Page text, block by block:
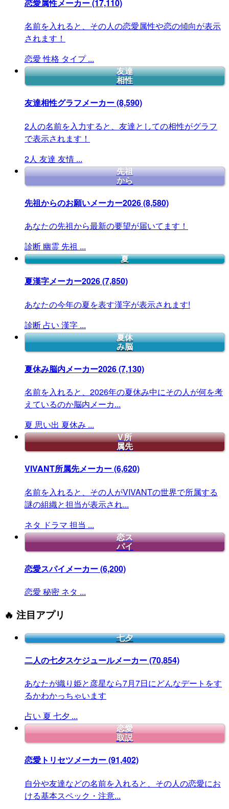
恋愛属性メーカー(17,110)
名前を入れると、その人の恋愛属性や恋の傾向が表示
されます！
恋愛 性格 タイプ ...
友達
相性
友達相性グラフメーカー(8,590)
2人の名前を入力すると、友達としての相性がグラフ
で表示されます！
2人 友達 友情 ...
先祖
から
先祖からのお願いメーカー2026(8,580)
あなたの先祖から最新の要望が届いてます！
診断 幽霊 先祖 ...
夏
夏漢字メーカー2026(7,850)
あなたの今年の夏を表す漢字が表示されます!
診断 占い 漢字 ...
夏休
み脳
夏休み脳内メーカー2026(7,130)
名前を入れると、2026年の夏休み中にその人が何を考
えているのか脳内メーカ...
夏 思い出 夏休み ...
V所
属先
VIVANT所属先メーカー(6,620)
名前を入れると、その人がVIVANTの世界で所属する
謎の組織と担当が表示され...
ネタ ドラマ 担当 ...
恋ス
パイ
恋愛スパイメーカー(6,200)
恋愛 秘密 ネタ ...
🔥 注目アプリ
七夕
二人の七夕スケジュールメーカー(70,854)
あなたが織り姫と彦星なら7月7日にどんなデートをす
るかわかっちゃいます
占い 夏 七夕 ...
恋愛
取説
恋愛トリセツメーカー(91,402)
自分や友達などの名前を入れると、その人の恋愛にお
ける基本スペック・注意...